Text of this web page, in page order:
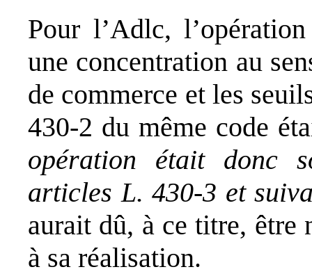
Pour l’Adlc,
une concentration au
de commerce et les
430-2 du même code
opération était donc
articles L. 430-3 et
aurait dû, à ce titre, être
à sa réalisation.